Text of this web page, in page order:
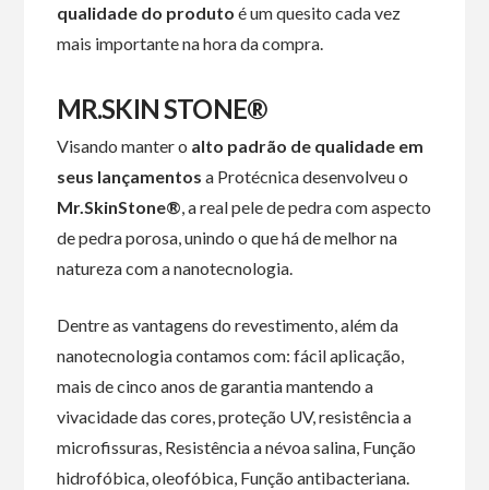
qualidade do produto é um quesito cada vez
mais importante na hora da compra.
MR.SKIN STONE®
Visando manter o alto padrão de qualidade em
seus lançamentos a Protécnica desenvolveu o
Mr.SkinStone®, a real pele de pedra com aspecto
de pedra porosa, unindo o que há de melhor na
natureza com a nanotecnologia.
Dentre as vantagens do revestimento, além da
nanotecnologia contamos com: fácil aplicação,
mais de cinco anos de garantia mantendo a
vivacidade das cores, proteção UV, resistência a
microfissuras, Resistência a névoa salina, Função
hidrofóbica, oleofóbica, Função antibacteriana.